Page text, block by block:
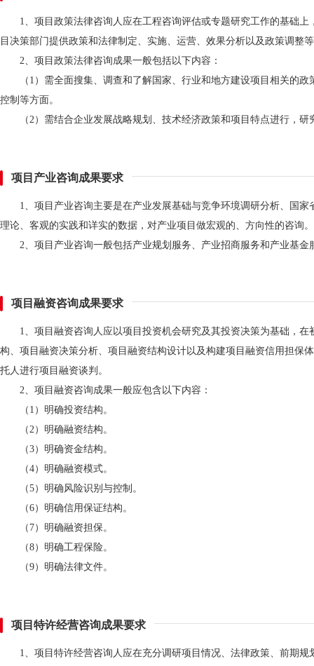
1、项目政策法律咨询人应在工程咨询评估或专题研究工作的基础
目决策部门提供政策和法律制定、实施、运营、效果分析以及政策调整
2、项目政策法律咨询成果一般包括以下内容：
（1）需全面搜集、调查和了解国家、行业和地方建设项目相关的
控制等方面。
（2）需结合企业发展战略规划、技术经济政策和项目特点进行，
项目产业咨询成果要求
1、项目产业咨询主要是在产业发展基础与竞争环境调研分析、国
理论、客观的实践和详实的数据，对产业项目做宏观的、方向性的咨询。
2、项目产业咨询一般包括产业规划服务、产业招商服务和产业基金
项目融资咨询成果要求
1、项目融资咨询人应以项目投资机会研究及其投资决策为基础，
构、项目融资决策分析、项目融资结构设计以及构建项目融资信用担保
托人进行项目融资谈判。
2、项目融资咨询成果一般应包含以下内容：
（1）明确投资结构。
（2）明确融资结构。
（3）明确资金结构。
（4）明确融资模式。
（5）明确风险识别与控制。
（6）明确信用保证结构。
（7）明确融资担保。
（8）明确工程保险。
（9）明确法律文件。
项目特许经营咨询成果要求
1、项目特许经营咨询人应在充分调研项目情况、法律政策、前期